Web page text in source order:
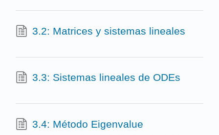
3.2: Matrices y sistemas lineales
3.3: Sistemas lineales de ODEs
3.4: Método Eigenvalue